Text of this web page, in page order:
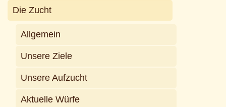
Die Zucht
Allgemein
Unsere Ziele
Unsere Aufzucht
Aktuelle Würfe